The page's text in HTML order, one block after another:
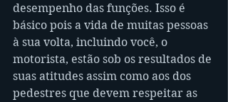
desempenho das funções. Isso é
básico pois a vida de muitas pessoas
à sua volta, incluindo você, o
motorista, estão sob os resultados de
suas atitudes assim como aos dos
pedestres que devem respeitar as